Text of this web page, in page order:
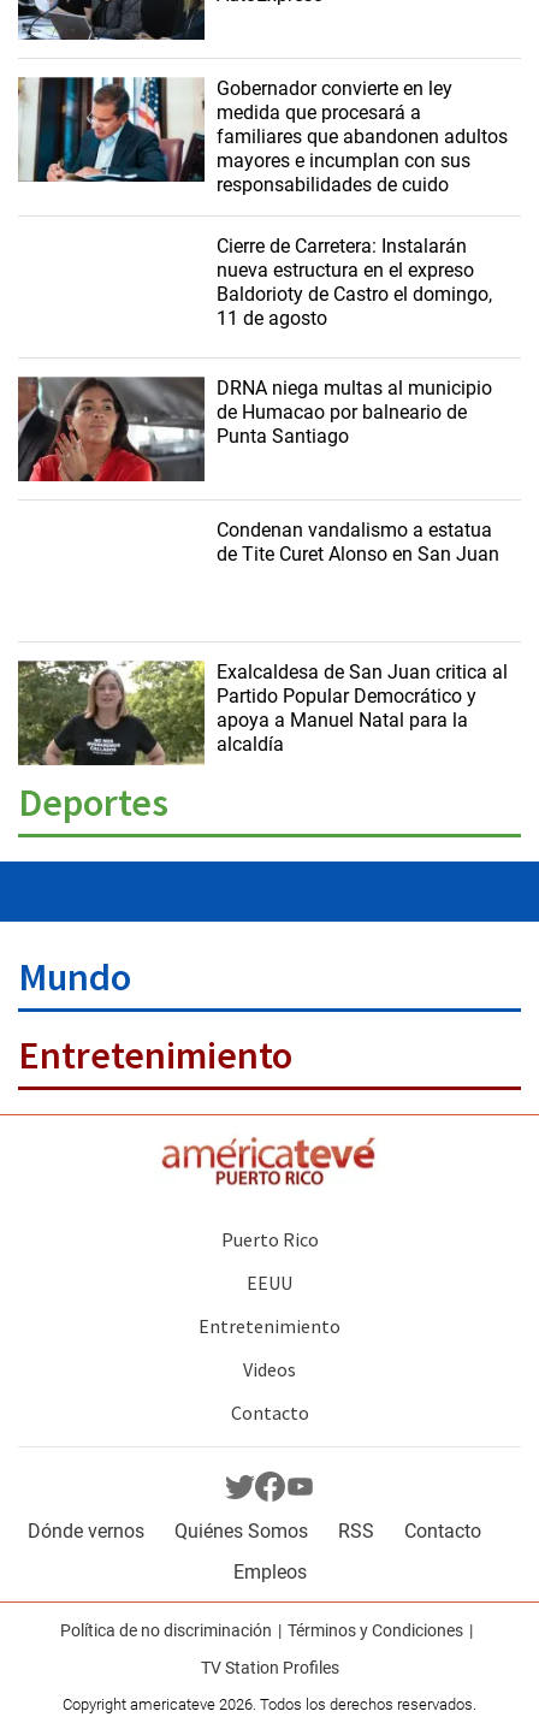
Gobernador convierte en ley
medida que procesará a
familiares que abandonen adultos
mayores e incumplan con sus
responsabilidades de cuido
Cierre de Carretera: Instalarán
nueva estructura en el expreso
Baldorioty de Castro el domingo,
11 de agosto
DRNA niega multas al municipio
de Humacao por balneario de
Punta Santiago
Condenan vandalismo a estatua
de Tite Curet Alonso en San Juan
Exalcaldesa de San Juan critica al
Partido Popular Democrático y
apoya a Manuel Natal para la
alcaldía
Deportes
Mundo
Entretenimiento
Puerto Rico
EEUU
Entretenimiento
Videos
Contacto
Dónde vernos Quiénes Somos RSS
Contacto
Empleos
Política de no discriminación
Términos y Condiciones
TV Station Profiles
Copyright americateve 2026. Todos los derechos reservados.